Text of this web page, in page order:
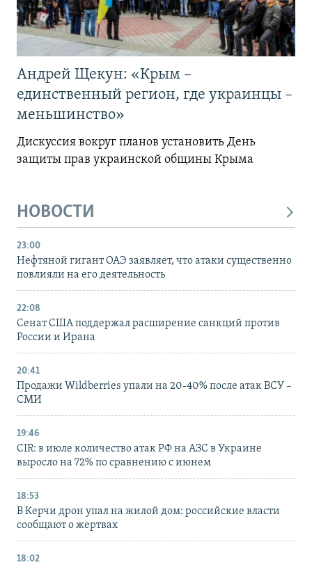
Андрей Щекун: «Крым –
единственный регион, где украинцы –
меньшинство»
Дискуссия вокруг планов установить День
защиты прав украинской общины Крыма
НОВОСТИ
23:00
Нефтяной гигант ОАЭ заявляет, что атаки существенно
повлияли на его деятельность
22:08
Сенат США поддержал расширение санкций против
России и Ирана
20:41
Продажи Wildberries упали на 20-40% после атак ВСУ –
СМИ
19:46
CIR: в июле количество атак РФ на АЗС в Украине
выросло на 72% по сравнению с июнем
18:53
В Керчи дрон упал на жилой дом: российские власти
сообщают о жертвах
18:02